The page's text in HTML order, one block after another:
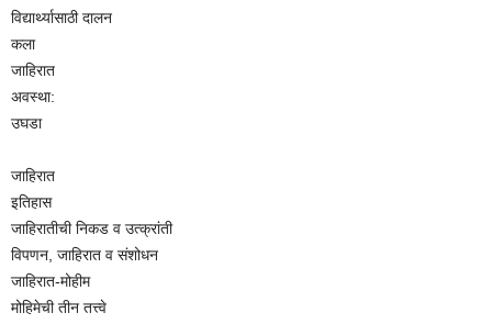
विद्यार्थ्यासाठी दालन
कला
जाहिरात
अवस्था:
उघडा
जाहिरात
इतिहास
जाहिरातीची निकड व उत्क्रांती
विपणन, जाहिरात व संशोधन
जाहिरात-मोहीम
मोहिमेची तीन तत्त्वे